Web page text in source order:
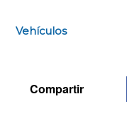
Vehículos